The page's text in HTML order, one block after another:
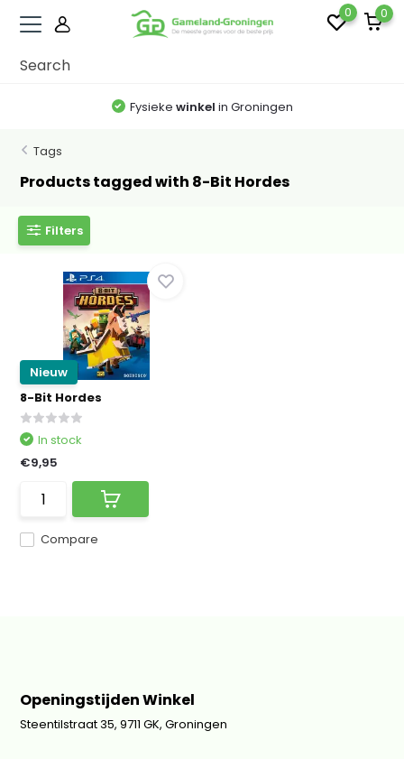
0 0
Fysieke winkel in Groningen
Tags
Products tagged with 8-Bit Hordes
Filters
Nieuw
8-Bit Hordes
Compare
In stock
€9,95
Openingstijden Winkel
Steentilstraat 35, 9711 GK, Groningen